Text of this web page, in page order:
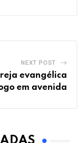
NEXT POST
evangélica
em avenida